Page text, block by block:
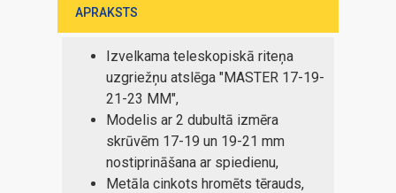
APRAKSTS
Izvelkama teleskopiskā riteņa
uzgriežņu atslēga "MASTER 17-19-
21-23 MM",
Modelis ar 2 dubultā izmēra
skrūvēm 17-19 un 19-21 mm
nostiprināšana ar spiedienu,
Metāla cinkots hromēts tērauds,